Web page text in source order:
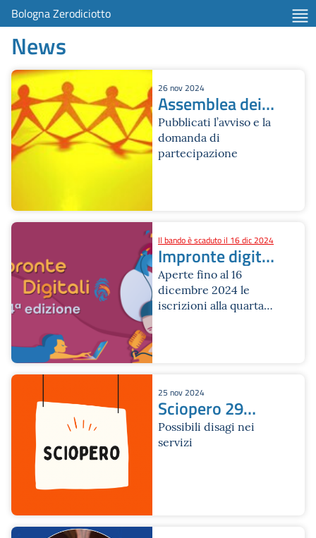
Bologna Zerodiciotto
News
26 nov 2024
Assemblea dei
ragazzi e delle
ragazze
Pubblicati l’avviso e la
domanda di
partecipazione
Il bando è scaduto il 16 dic 2024
Impronte digitali
2024 bando
Aperte fino al 16
dicembre 2024 le
iscrizioni alla quarta
25 nov 2024
Sciopero 29
novembre 2024
Possibili disagi nei
servizi